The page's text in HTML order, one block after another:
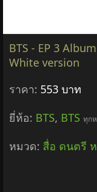
BTS - EP 3
White version
ราคา: 553 บาท
ยี่ห้อ: BTS, BTS ทุก
หมวด: สื่อ ดนตรี